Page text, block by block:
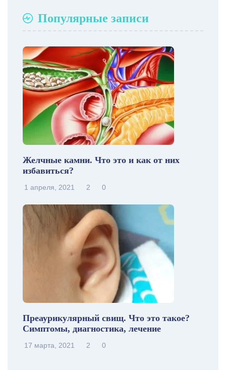
Популярные записи
Желчные камни. Что это и как от них
избавиться?
1 апреля, 2021 2 0
Преаурикулярный свищ. Что это такое?
Симптомы, диагностика, лечение
17 марта, 2021 2 0